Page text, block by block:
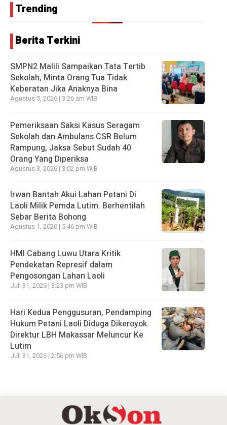
Trending
Berita Terkini
SMPN2 Malili Sampaikan Tata Tertib
Sekolah, Minta Orang Tua Tidak
Keberatan Jika Anaknya Bina
Agustus 5, 2026 | 3:26 am WIB
Pemeriksaan Saksi Kasus Seragam
Sekolah dan Ambulans CSR Belum
Rampung, Jaksa Sebut Sudah 40
Orang Yang Diperiksa
Agustus 3, 2026 | 3:02 pm WIB
Irwan Bantah Akui Lahan Petani Di
Laoli Milik Pemda Lutim. Berhentilah
Sebar Berita Bohong
Agustus 1, 2026 | 5:46 pm WIB
HMI Cabang Luwu Utara Kritik
Pendekatan Represif dalam
Pengosongan Lahan Laoli
Juli 31, 2026 | 3:23 pm WIB
Hari Kedua Penggusuran, Pendamping
Hukum Petani Laoli Diduga Dikeroyok.
Direktur LBH Makassar Meluncur Ke
Lutim
Juli 31, 2026 | 2:56 pm WIB